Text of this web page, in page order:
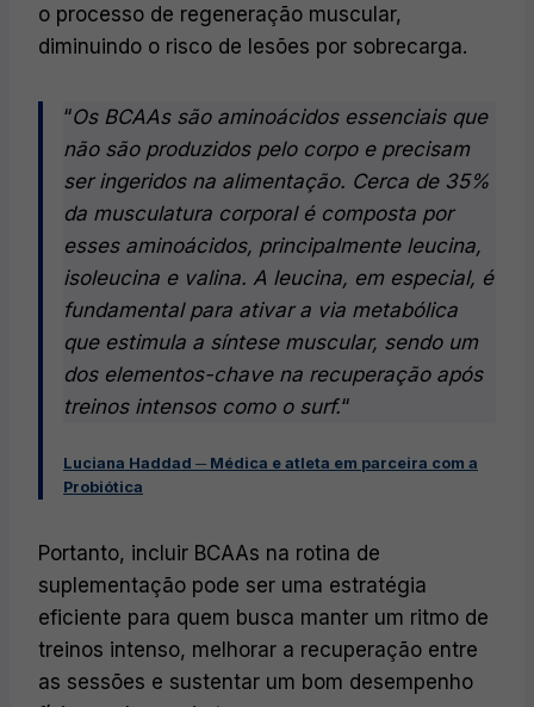
o processo de regeneração muscular,
diminuindo o risco de lesões por sobrecarga.
“Os BCAAs são aminoácidos essenciais que
não são produzidos pelo corpo e precisam
ser ingeridos na alimentação. Cerca de 35%
da musculatura corporal é composta por
esses aminoácidos, principalmente leucina,
isoleucina e valina. A leucina, em especial, é
fundamental para ativar a via metabólica
que estimula a síntese muscular, sendo um
dos elementos-chave na recuperação após
treinos intensos como o surf.“
Luciana Haddad ─ Médica e atleta em parceira com a
Probiótica
Portanto, incluir BCAAs na rotina de
suplementação pode ser uma estratégia
eficiente para quem busca manter um ritmo de
treinos intenso, melhorar a recuperação entre
as sessões e sustentar um bom desempenho